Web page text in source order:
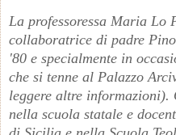
La professoressa Maria Lo
collaboratrice di padre
'80 e specialmente in
che si tenne al Palazzo
leggere altre informazioni).
nella scuola statale e